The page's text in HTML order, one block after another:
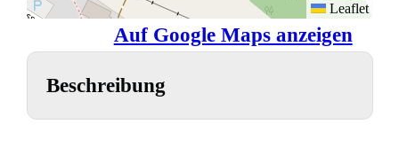
Leaflet
Auf Google Maps anzeigen
Beschreibung